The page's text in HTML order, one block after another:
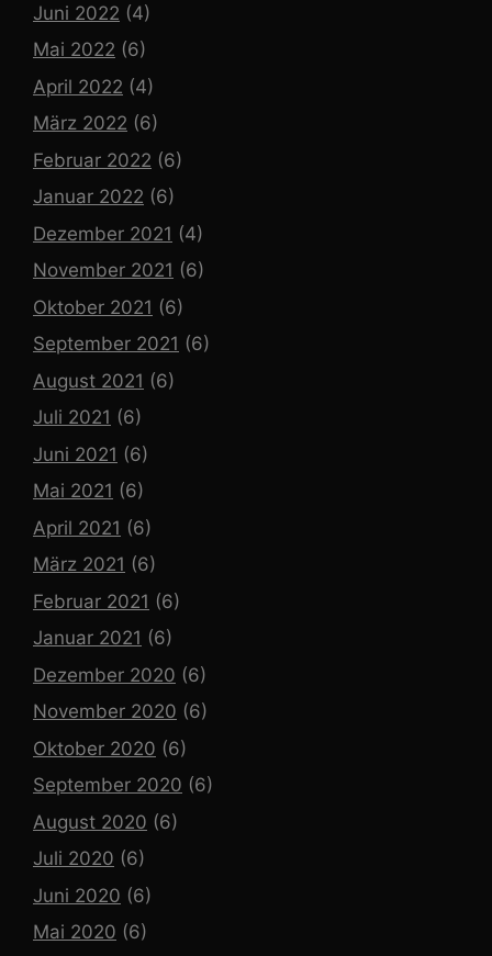
Juni 2022 (4)
Mai 2022 (6)
April 2022 (4)
März 2022 (6)
Februar 2022 (6)
Januar 2022 (6)
Dezember 2021 (4)
November 2021 (6)
Oktober 2021 (6)
September 2021 (6)
August 2021 (6)
Juli 2021 (6)
Juni 2021 (6)
Mai 2021 (6)
April 2021 (6)
März 2021 (6)
Februar 2021 (6)
Januar 2021 (6)
Dezember 2020 (6)
November 2020 (6)
Oktober 2020 (6)
September 2020 (6)
August 2020 (6)
Juli 2020 (6)
Juni 2020 (6)
Mai 2020 (6)